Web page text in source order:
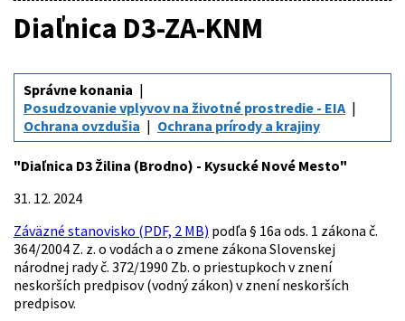
Diaľnica D3-ZA-KNM
Správne konania
Posudzovanie vplyvov na životné prostredie - EIA
Ochrana ovzdušia
Ochrana prírody a krajiny
"Diaľnica D3 Žilina (Brodno) - Kysucké Nové Mesto"
31. 12. 2024
Záväzné stanovisko (PDF, 2 MB) podľa § 16a ods. 1 zákona č.
364/2004 Z. z. o vodách a o zmene zákona Slovenskej
národnej rady č. 372/1990 Zb. o priestupkoch v znení
neskorších predpisov (vodný zákon) v znení neskorších
predpisov.